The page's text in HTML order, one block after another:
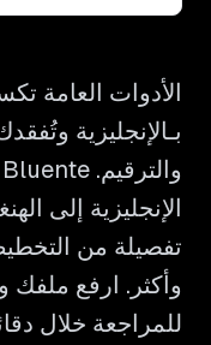
الأدوات العامة
بـالإنجليزية
الإنجليزية إلى
وأكثر. ارفع